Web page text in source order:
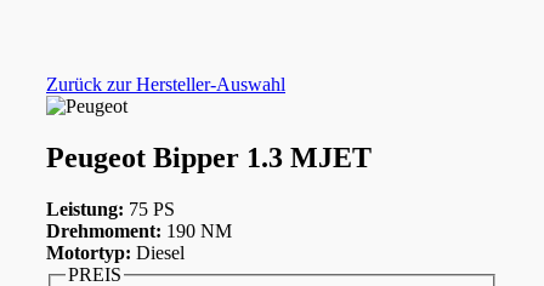
Zurück zur Hersteller-Auswahl
Peugeot Bipper 1.3 MJET
Leistung: 75 PS
Drehmoment: 190 NM
Motortyp: Diesel
PREIS